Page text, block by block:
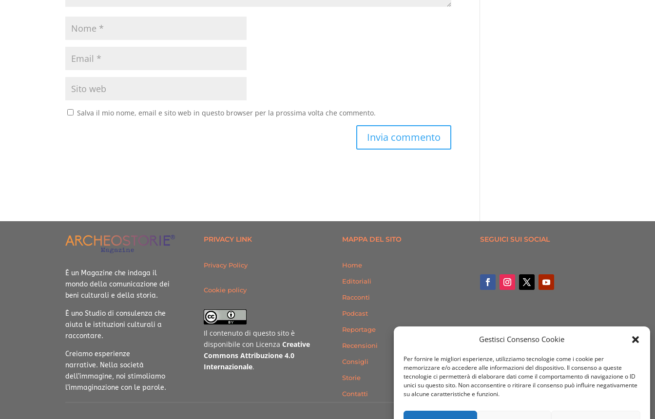
Gestisci Consenso Cookie
Per fornire le migliori esperienze, utilizziamo tecnologie come i cookie per
memorizzare e/o accedere alle informazioni del dispositivo. Il consenso a queste
tecnologie ci permetterà di elaborare dati come il comportamento di navigazione o ID
unici su questo sito. Non acconsentire o ritirare il consenso può influire negativamente
su alcune caratteristiche e funzioni.
Salva il mio nome, email e sito web in questo browser per la prossima volta che commento.
È un Magazine che indaga il
mondo della comunicazione dei
beni culturali e della storia.
È uno Studio di consulenza che
aiuta le istituzioni culturali a
raccontare.
Creiamo esperienze
narrative. Nella società
dell’immagine, noi stimoliamo
l’immaginazione con le parole.
PRIVACY LINK
Privacy Policy
Cookie policy
Il contenuto di questo sito è
disponibile con Licenza Creative
Commons Attribuzione 4.0
Internazionale.
MAPPA DEL SITO
Home
Editoriali
Racconti
Podcast
Reportage
Recensioni
Consigli
Storie
Contatti
SEGUICI SUI SOCIAL